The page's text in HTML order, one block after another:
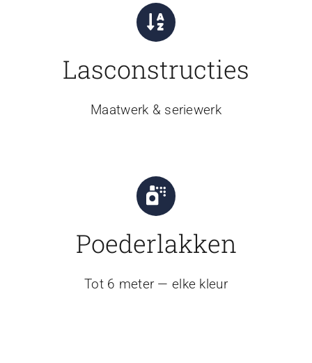
Lasconstructies
Maatwerk & seriewerk
Poederlakken
Tot 6 meter — elke kleur